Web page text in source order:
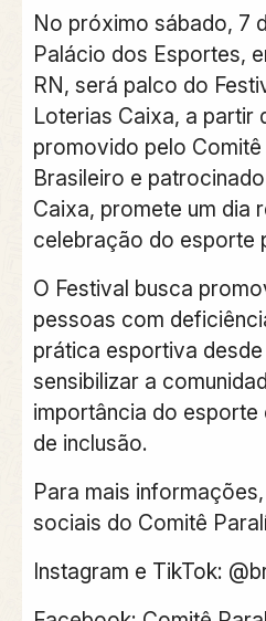
No próximo sábado, 7
Palácio dos Esportes,
RN, será palco do
Loterias Caixa, a partir
promovido pelo
Brasileiro e
Caixa, promete um dia
celebração do esporte
O Festival busca
pessoas com
prática esportiva
sensibilizar a
importância do
de inclusão.
Para mais
sociais do Comitê
Instagram e TikTok: